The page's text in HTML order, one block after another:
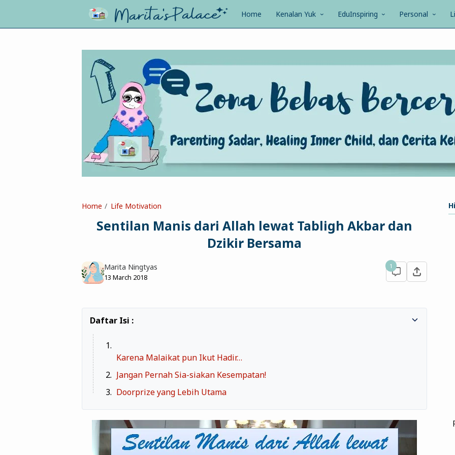
Home Kenalan Yuk EduInspiring Personal
Home Life Motivation
Sentilan Manis dari Allah lewat Tabligh Akbar dan
Dzikir Bersama
Marita Ningtyas
13 March 2018
1
Karena Malaikat pun Ikut Hadir…
Jangan Pernah Sia-siakan Kesempatan!
Doorprize yang Lebih Utama